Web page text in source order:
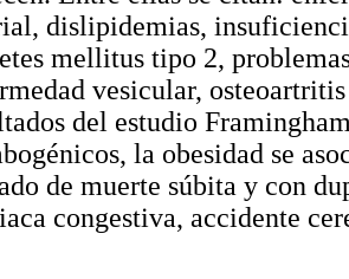
dislipidemias,
mellitus tipo 2,
vesicular,
del estudio
la obesidad se
de muerte súbita y con
congestiva, accidente